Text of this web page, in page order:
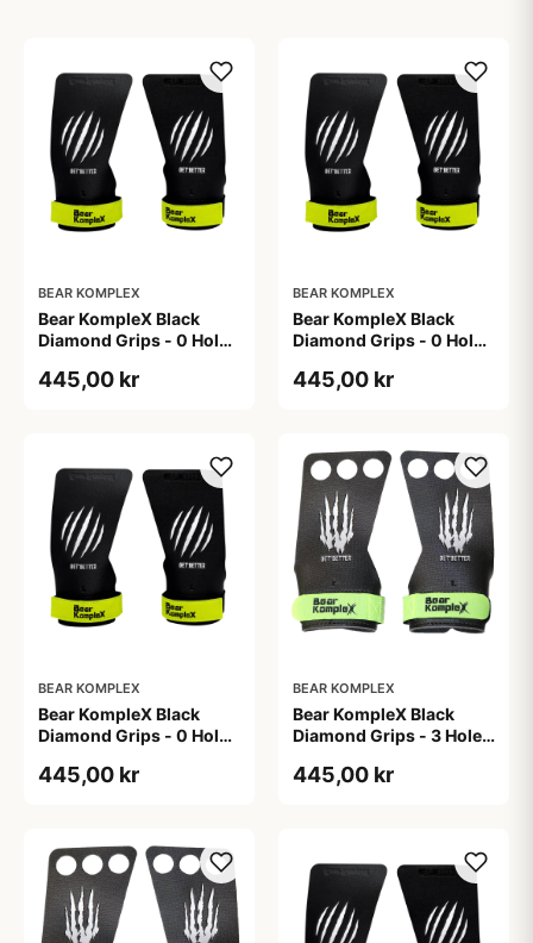
BEAR KOMPLEX
Bear KompleX Black
Diamond Grips - 0 Hole
445,00 kr
BEAR KOMPLEX
Bear KompleX Black
Diamond Grips - 0 Hole
445,00 kr
BEAR KOMPLEX
Bear KompleX Black
Diamond Grips - 0 Hole
445,00 kr
BEAR KOMPLEX
Bear KompleX Black
Diamond Grips - 3 Hole
445,00 kr